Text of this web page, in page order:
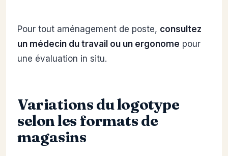
Pour tout aménagement de poste, consultez
un médecin du travail ou un ergonome pour
une évaluation in situ.
Variations du logotype
selon les formats de
magasins